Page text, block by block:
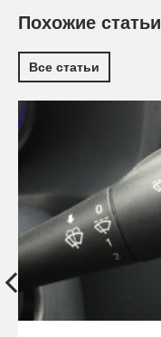
Похожие статьи
Все статьи